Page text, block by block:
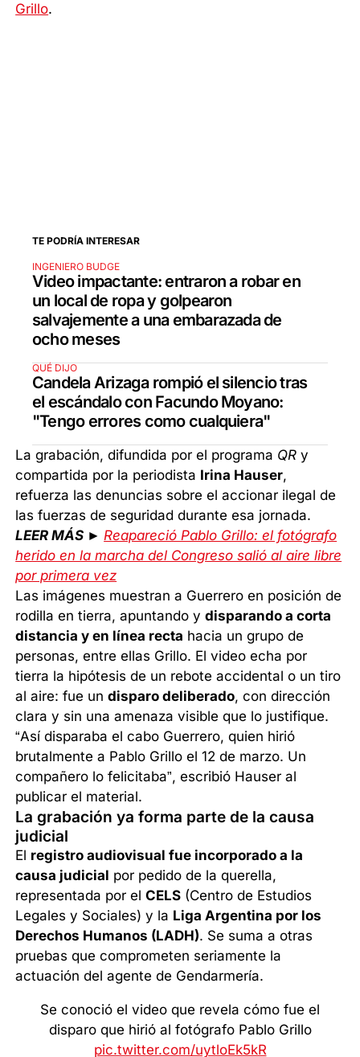
Grillo.
TE PODRÍA INTERESAR
INGENIERO BUDGE
Video impactante: entraron a robar en
un local de ropa y golpearon
salvajemente a una embarazada de
ocho meses
QUÉ DIJO
Candela Arizaga rompió el silencio tras
el escándalo con Facundo Moyano:
"Tengo errores como cualquiera"
La grabación, difundida por el programa QR y
compartida por la periodista Irina Hauser,
refuerza las denuncias sobre el accionar ilegal de
las fuerzas de seguridad durante esa jornada.
LEER MÁS ►Reapareció Pablo Grillo: el fotógrafo
herido en la marcha del Congreso salió al aire libre
por primera vez
Las imágenes muestran a Guerrero en posición de
rodilla en tierra, apuntando ydisparando a corta
distancia y en línea recta hacia un grupo de
personas, entre ellas Grillo. El video echa por
tierra la hipótesis de un rebote accidental o un tiro
al aire: fue undisparo deliberado, con dirección
clara y sin una amenaza visible que lo justifique.
“Así disparaba el cabo Guerrero, quien hirió
brutalmente a Pablo Grillo el 12 de marzo. Un
compañero lo felicitaba”, escribió Hauser al
publicar el material.
La grabación ya forma parte de la causa
judicial
El registro audiovisual fue incorporado a la
causa judicial por pedido de la querella,
representada por elCELS (Centro de Estudios
Legales y Sociales) y la Liga Argentina por los
Derechos Humanos (LADH). Se suma a otras
pruebas que comprometen seriamente la
actuación del agente de Gendarmería.
Se conoció el video que revela cómo fue el
disparo que hirió al fotógrafo Pablo Grillo
pic.twitter.com/uytloEk5kR